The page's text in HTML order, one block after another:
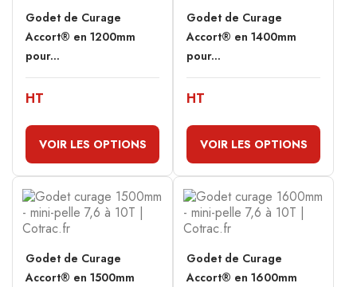
Godet de Curage
Accort® en 1200mm
pour...
HT
VOIR LES OPTIONS
Godet de Curage
Accort® en 1400mm
pour...
HT
VOIR LES OPTIONS
Godet de Curage
Accort® en 1500mm
Godet de Curage
Accort® en 1600mm